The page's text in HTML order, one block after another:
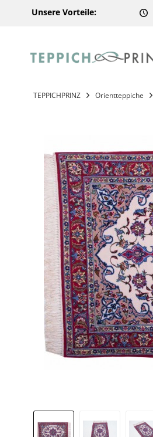
Unsere Vorteile:
TEPPICHPRINZ Orientteppiche